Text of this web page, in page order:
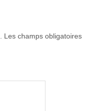
Les champs obligatoires